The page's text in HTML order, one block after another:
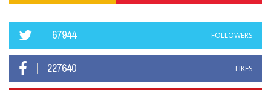
67944 FOLLOWERS
227640 LIKES